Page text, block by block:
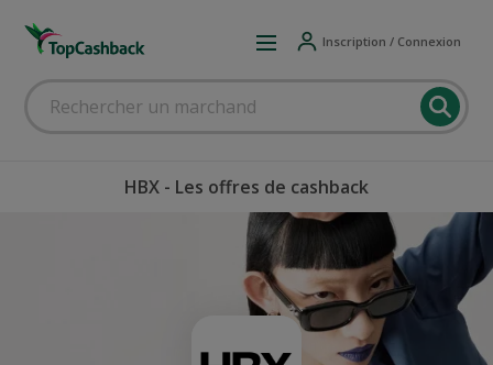
Inscription / Connexion
HBX - Les offres de cashback